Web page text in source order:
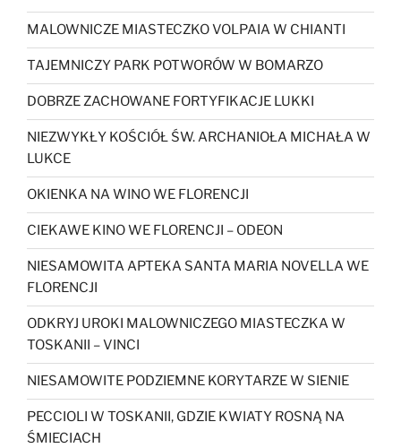
MALOWNICZE MIASTECZKO VOLPAIA W CHIANTI
TAJEMNICZY PARK POTWORÓW W BOMARZO
DOBRZE ZACHOWANE FORTYFIKACJE LUKKI
NIEZWYKŁY KOŚCIÓŁ ŚW. ARCHANIOŁA MICHAŁA W
LUKCE
OKIENKA NA WINO WE FLORENCJI
CIEKAWE KINO WE FLORENCJI – ODEON
NIESAMOWITA APTEKA SANTA MARIA NOVELLA WE
FLORENCJI
ODKRYJ UROKI MALOWNICZEGO MIASTECZKA W
TOSKANII – VINCI
NIESAMOWITE PODZIEMNE KORYTARZE W SIENIE
PECCIOLI W TOSKANII, GDZIE KWIATY ROSNĄ NA
ŚMIECIACH